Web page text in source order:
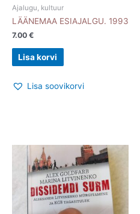
Ajalugu, kultuur
LÄÄNEMAA ESIAJALGU. 1993
7.00 €
Lisa korvi
Lisa soovikorvi